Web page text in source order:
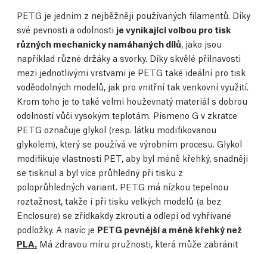
PETG je jedním z nejběžněji používaných filamentů. Díky
své pevnosti a odolnosti je vynikající volbou pro tisk
různých mechanicky namáhaných dílů, jako jsou
například různé držáky a svorky. Díky skvělé přilnavosti
mezi jednotlivými vrstvami je PETG také ideální pro tisk
voděodolných modelů, jak pro vnitřní tak venkovní využití.
Krom toho je to také velmi houževnatý materiál s dobrou
odolností vůči vysokým teplotám. Písmeno G v zkratce
PETG označuje glykol (resp. látku modifikovanou
glykolem), který se používá ve výrobním procesu. Glykol
modifikuje vlastnosti PET, aby byl méně křehký, snadněji
se tisknul a byl více průhledný při tisku z
poloprůhledných variant. PETG má nízkou tepelnou
roztažnost, takže i při tisku velkých modelů (a bez
Enclosure) se zřídkakdy zkroutí a odlepí od vyhřívané
podložky. A navíc je PETG pevnější a méně křehký než
PLA. Má zdravou míru pružnosti, která může zabránit